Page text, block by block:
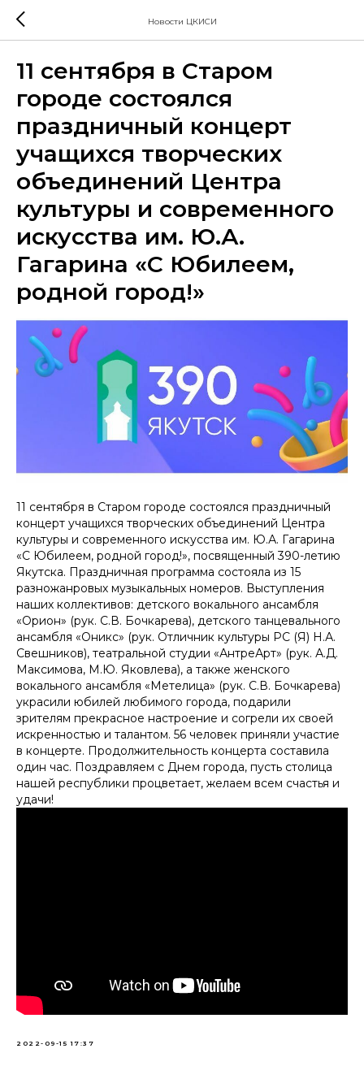
Новости ЦКИСИ
11 сентября в Старом
городе состоялся
праздничный концерт
учащихся творческих
объединений Центра
культуры и современного
искусства им. Ю.А.
Гагарина «С Юбилеем,
родной город!»
11 сентября в Старом городе состоялся праздничный
концерт учащихся творческих объединений Центра
культуры и современного искусства им. Ю.А. Гагарина
«С Юбилеем, родной город!», посвященный 390-летию
Якутска. Праздничная программа состояла из 15
разножанровых музыкальных номеров. Выступления
наших коллективов: детского вокального ансамбля
«Орион» (рук. С.В. Бочкарева), детского танцевального
ансамбля «Оникс» (рук. Отличник культуры РС (Я) Н.А.
Свешников), театральной студии «АнтреАрт» (рук. А.Д.
Максимова, М.Ю. Яковлева), а также женского
вокального ансамбля «Метелица» (рук. С.В. Бочкарева)
украсили юбилей любимого города, подарили
зрителям прекрасное настроение и согрели их своей
искренностью и талантом. 56 человек приняли участие
в концерте. Продолжительность концерта составила
один час. Поздравляем с Днем города, пусть столица
нашей республики процветает, желаем всем счастья и
удачи!
2022-09-15 17:37